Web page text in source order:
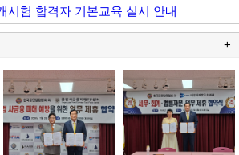
시험 합격자 기본교육 실시 안내
+